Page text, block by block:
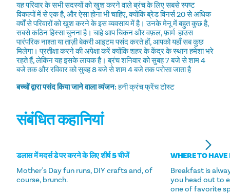
यह परिवार के सभी सदस्यों को खुश करने वाले ब्रंच के लिए सबसे स्पष्ट
विकल्पों में से एक है, और ऐसा होना भी चाहिए, क्योंकि ब्रेड विनर्स 20 से अधिक
वर्षों से परिवारों को खुश करने के इस व्यवसाय में है। उनके मेनू में बहुत कुछ है,
सबसे कठिन हिस्सा चुनना है। चाहे आप चिकन और वफ़ल, फ़ार्म-हाउस
पारंपरिक नाश्ता या ताज़ी बेकरी आइटम पसंद करते हों, आपको यहाँ सब कुछ
मिलेगा। प्रतीक्षा करने की अपेक्षा करें क्योंकि शहर के केंद्र के स्थान हमेशा भरे
रहते हैं, लेकिन यह इसके लायक है। ब्रंच शनिवार को सुबह 7 बजे से शाम 4
बजे तक और रविवार को सुबह 8 बजे से शाम 4 बजे तक परोसा जाता है
बच्चों द्वारा पसंद किया जाने वाला व्यंजन:हनी क्रंच फ्रेंच टोस्ट
संबंधित कहानियां
डलास में मदर्स डे पर करने के लिए शीर्ष 5 चीजें
Mother's Day fun runs, DIY crafts and, of
course, brunch.
WHERE TO
Breakfast is
you head out to
one of favorite